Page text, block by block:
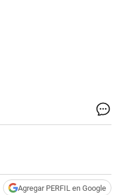
Agregar PERFIL en Google